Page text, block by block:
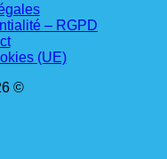
– RGPD
(UE)
©